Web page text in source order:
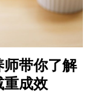
师带你了解
重成效